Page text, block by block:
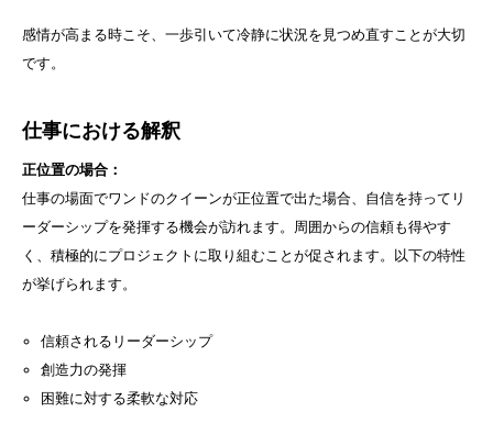
感情が高まる時こそ、一歩引いて冷静に状況を見つめ直すことが大切
です。
仕事における解釈
正位置の場合：
仕事の場面でワンドのクイーンが正位置で出た場合、自信を持ってリ
ーダーシップを発揮する機会が訪れます。周囲からの信頼も得やす
く、積極的にプロジェクトに取り組むことが促されます。以下の特性
が挙げられます。
信頼されるリーダーシップ
創造力の発揮
困難に対する柔軟な対応